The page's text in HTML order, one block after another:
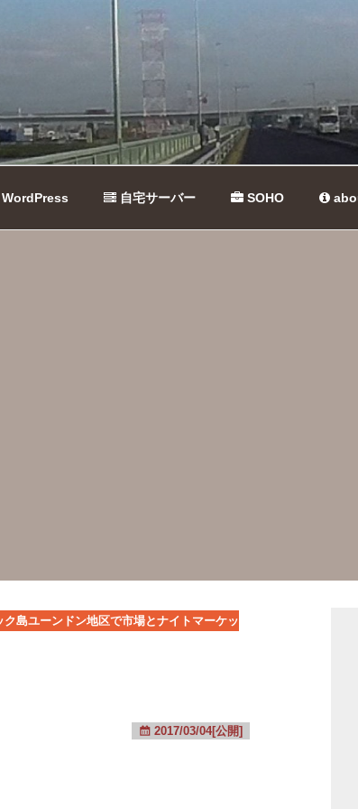
自宅サーバー SOHO
ク島ユーンドン地区で市場とナイトマーケッ
2017/03/04[公開]